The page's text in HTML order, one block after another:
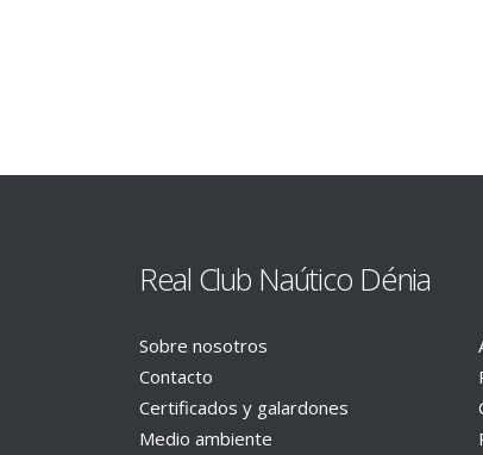
Real Club Naútico Dénia
Sobre nosotros
Contacto
Certificados y galardones
Medio ambiente